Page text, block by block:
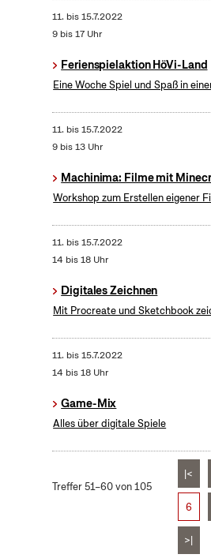
11. bis15.7.2022
9 bis 17 Uhr
Ferienspielaktion HöVi-Land
Eine Woche Spiel und Spaß in
11. bis15.7.2022
9 bis 13 Uhr
Machinima: Filme mit
Workshop zum Erstellen eigener
11. bis15.7.2022
14 bis 18 Uhr
Digitales Zeichnen
Mit Procreate und Sketchbook
11. bis15.7.2022
14 bis 18 Uhr
Game-Mix
Alles über digitale Spiele
Treffer 51–60 von 105
|<
6
>|